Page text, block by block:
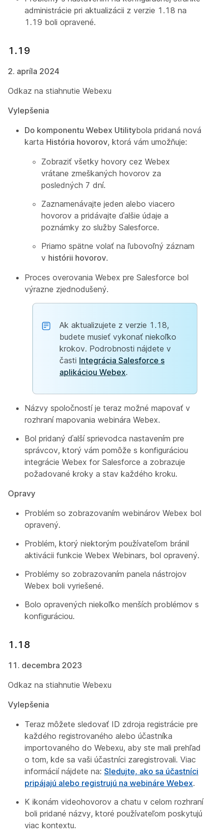
administrácie pri aktualizácii z verzie 1.18 na
1.19 boli opravené.
1.19
2. apríla 2024
Odkaz na stiahnutie Webexu
Vylepšenia
Do komponentu Webex Utilitybola pridaná nová
karta História hovorov, ktorá vám umožňuje:
Zobraziť všetky hovory cez Webex
vrátane zmeškaných hovorov za
posledných 7 dní.
Zaznamenávajte jeden alebo viacero
hovorov a pridávajte ďalšie údaje a
poznámky zo služby Salesforce.
Priamo spätne volať na ľubovoľný záznam
v histórii hovorov.
Proces overovania Webex pre Salesforce bol
výrazne zjednodušený.
Ak aktualizujete z verzie 1.18,
budete musieť vykonať niekoľko
krokov. Podrobnosti nájdete v
časti Integrácia Salesforce s
aplikáciou Webex.
Názvy spoločností je teraz možné mapovať v
rozhraní mapovania webinára Webex.
Bol pridaný ďalší sprievodca nastavením pre
správcov, ktorý vám pomôže s konfiguráciou
integrácie Webex for Salesforce a zobrazuje
požadované kroky a stav každého kroku.
Opravy
Problém so zobrazovaním webinárov Webex bol
opravený.
Problém, ktorý niektorým používateľom bránil
aktivácii funkcie Webex Webinars, bol opravený.
Problémy so zobrazovaním panela nástrojov
Webex boli vyriešené.
Bolo opravených niekoľko menších problémov s
konfiguráciou.
1.18
11. decembra 2023
Odkaz na stiahnutie Webexu
Vylepšenia
Teraz môžete sledovať ID zdroja registrácie pre
každého registrovaného alebo účastníka
importovaného do Webexu, aby ste mali prehľad
o tom, kde sa vaši účastníci zaregistrovali. Viac
informácií nájdete na: Sledujte, ako sa účastníci
pripájajú alebo registrujú na webináre Webex.
K ikonám videohovorov a chatu v celom rozhraní
boli pridané názvy, ktoré používateľom poskytujú
viac kontextu.